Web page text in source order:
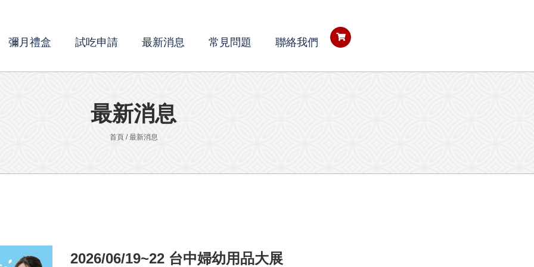
彌月禮盒 試吃申請 最新消息 常見問題 聯絡我們
最新消息
首頁/最新消息
2026/06/19~22 台中婦幼用品大展